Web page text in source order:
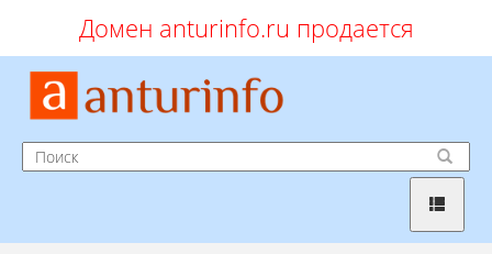
Домен anturinfo.ru продается